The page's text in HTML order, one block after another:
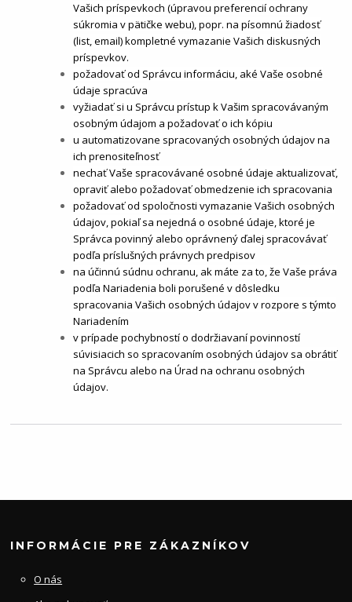
Vašich príspevkoch (úpravou preferencií ochrany
súkromia v pätičke webu), popr. na písomnú žiadosť
(list, email) kompletné vymazanie Vašich diskusných
príspevkov.
požadovať od Správcu informáciu, aké Vaše osobné
údaje spracúva
vyžiadať si u Správcu prístup k Vašim spracovávaným
osobným údajom a požadovať o ich kópiu
u automatizovane spracovaných osobných údajov na
ich prenositeľnosť
nechať Vaše spracovávané osobné údaje aktualizovať,
opraviť alebo požadovať obmedzenie ich spracovania
požadovať od spoločnosti vymazanie Vašich osobných
údajov, pokiaľ sa nejedná o osobné údaje, ktoré je
Správca povinný alebo oprávnený ďalej spracovávať
podľa príslušných právnych predpisov
na účinnú súdnu ochranu, ak máte za to, že Vaše práva
podľa Nariadenia boli porušené v dôsledku
spracovania Vašich osobných údajov v rozpore s týmto
Nariadením
v prípade pochybností o dodržiavaní povinností
súvisiacich so spracovaním osobných údajov sa obrátiť
na Správcu alebo na Úrad na ochranu osobných
údajov.
INFORMÁCIE PRE ZÁKAZNÍKOV
O nás